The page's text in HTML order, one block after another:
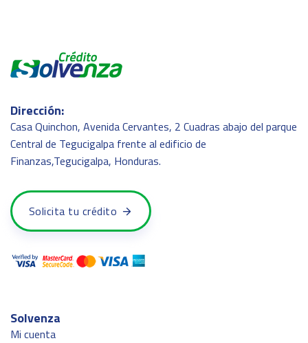
Dirección:
Casa Quinchon, Avenida Cervantes, 2 Cuadras abajo del parque
Central de Tegucigalpa frente al edificio de
Finanzas,Tegucigalpa, Honduras.
Solicita tu crédito
Solvenza
Mi cuenta